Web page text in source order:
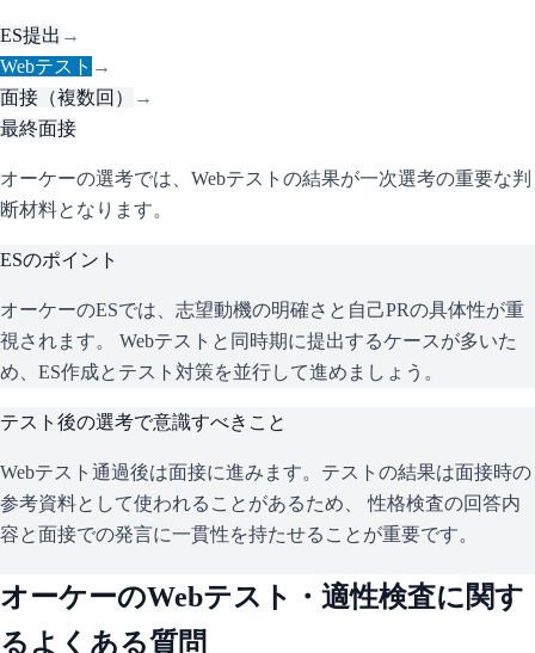
ES提出 →
Webテスト →
面接（複数回）
→
最終面接
オーケーの選考では、Webテストの結果が一次選考の重要な判
断材料となります。
ESのポイント
オーケーのESでは、志望動機の明確さと自己PRの具体性が重
視されます。 Webテストと同時期に提出するケースが多いた
め、ES作成とテスト対策を並行して進めましょう。
テスト後の選考で意識すべきこと
Webテスト通過後は面接に進みます。テストの結果は面接時の
参考資料として使われることがあるため、 性格検査の回答内
容と面接での発言に一貫性を持たせることが重要です。
オーケーのWebテスト・適性検査に関す
るよくある質問